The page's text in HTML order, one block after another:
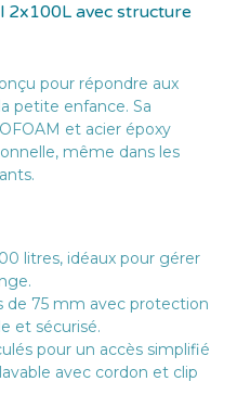
2x100L avec structure
pour répondre aux
petite enfance. Sa
et acier époxy
même dans les
litres, idéaux pour gérer
de 75 mm avec protection
et sécurisé.
pour un accès simplifié
avec cordon et clip